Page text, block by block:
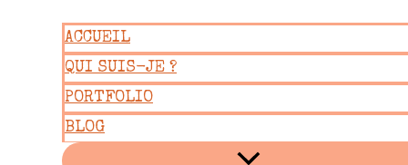
contenu
ACCUEIL
QUI SUIS-JE ?
PORTFOLIO
BLOG